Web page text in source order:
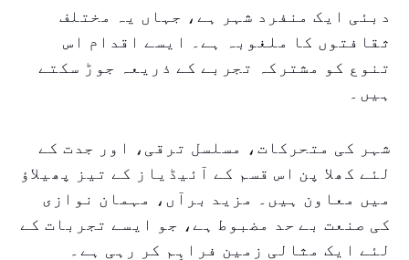
دبئی ایک منفرد شہر ہے، جہاں یہ مختلف
ثقافتوں کا ملغوبہ ہے۔ ایسے اقدام اس
تنوع کو مشترکہ تجربے کے ذریعہ جوڑ سکتے
ہیں۔
شہر کی متحرکات، مسلسل ترقی، اور جدت کے
لئے کھلا پن اس قسم کے آئیڈیاز کے تیز پھیلاؤ
میں معاون ہیں۔ مزید برآں، مہمان نوازی
کی صنعت بے حد مضبوط ہے، جو ایسے تجربات کے
لئے ایک مثالی زمین فراہِم کر رہی ہے۔